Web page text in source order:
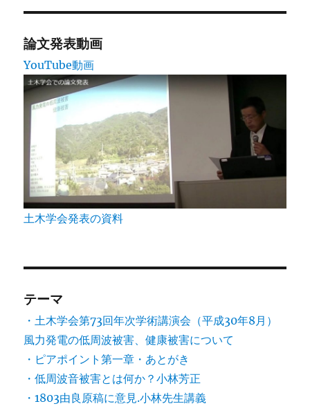
ジ
送
り
論文発表動画
YouTube動画
土木学会発表の資料
テーマ
・土木学会第73回年次学術講演会（平成30年8月）
風力発電の低周波被害、健康被害について
・ピアポイント第一章・あとがき
・低周波音被害とは何か？小林芳正
・1803由良原稿に意見.小林先生講義